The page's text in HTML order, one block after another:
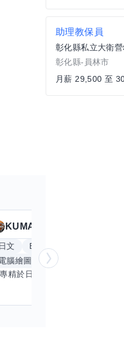
KUMA
文 Excel
腦繪圖
手繪
助理教保員
彰化縣私立大衛營
彰化縣-員林市
月薪 29,500 至